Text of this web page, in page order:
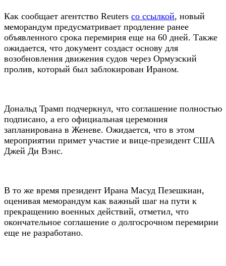
Как сообщает агентство Reuters со ссылкой, новый
меморандум предусматривает продление ранее
объявленного срока перемирия еще на 60 дней. Также
ожидается, что документ создаст основу для
возобновления движения судов через Ормузский
пролив, который был заблокирован Ираном.
Дональд Трамп подчеркнул, что соглашение полностью
подписано, а его официальная церемония
запланирована в Женеве. Ожидается, что в этом
мероприятии примет участие и вице-президент США
Джей Ди Вэнс.
В то же время президент Ирана Масуд Пезешкиан,
оценивая меморандум как важный шаг на пути к
прекращению военных действий, отметил, что
окончательное соглашение о долгосрочном перемирии
еще не разработано.